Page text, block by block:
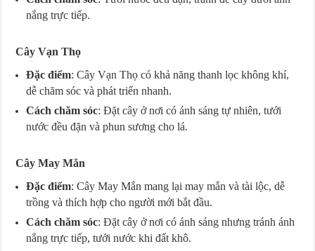
nắng trực tiếp.
Cây Vạn Thọ
Đặc điểm: Cây Vạn Thọ có khả năng thanh lọc không khí,
dễ chăm sóc và phát triển nhanh.
Cách chăm sóc: Đặt cây ở nơi có ánh sáng tự nhiên, tưới
nước đều đặn và phun sương cho lá.
Cây May Mắn
Đặc điểm: Cây May Mắn mang lại may mắn và tài lộc, dễ
trồng và thích hợp cho người mới bắt đầu.
Cách chăm sóc: Đặt cây ở nơi có ánh sáng nhưng tránh ánh
nắng trực tiếp, tưới nước khi đất khô.